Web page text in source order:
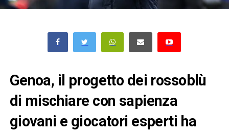
Genoa, il progetto dei rossoblù
di mischiare con sapienza
giovani e giocatori esperti ha